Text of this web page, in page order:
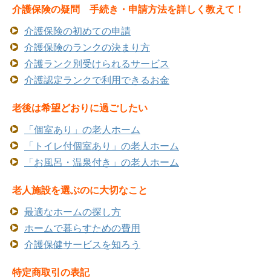
介護保険の疑問 手続き・申請方法を詳しく教えて！
介護保険の初めての申請
介護保険のランクの決まり方
介護ランク別受けられるサービス
介護認定ランクで利用できるお金
老後は希望どおりに過ごしたい
「個室あり」の老人ホーム
「トイレ付個室あり」の老人ホーム
「お風呂・温泉付き」の老人ホーム
老人施設を選ぶのに大切なこと
最適なホームの探し方
ホームで暮らすための費用
介護保健サービスを知ろう
特定商取引の表記